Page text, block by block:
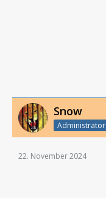
Snow
Administrator
22. November 2024